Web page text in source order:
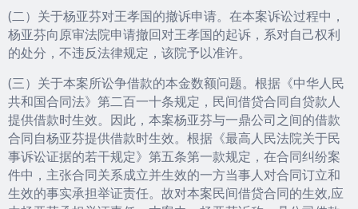
(二）关于杨亚芬对王孝国的撤诉申请。在本案诉讼过程中，
杨亚芬向原审法院申请撤回对王孝国的起诉，系对自己权利
的处分，不违反法律规定，该院予以准许。
(三）关于本案所讼争借款的本金数额问题。根据《中华人民
共和国合同法》第二百一十条规定，民间借贷合同自贷款人
提供借款时生效。因此，本案杨亚芬与一鼎公司之间的借款
合同自杨亚芬提供借款时生效。根据《最高人民法院关于民
事诉讼证据的若干规定》第五条第一款规定，在合同纠纷案
件中，主张合同关系成立并生效的一方当事人对合同订立和
生效的事实承担举证责任。故对本案民间借贷合同的生效,应